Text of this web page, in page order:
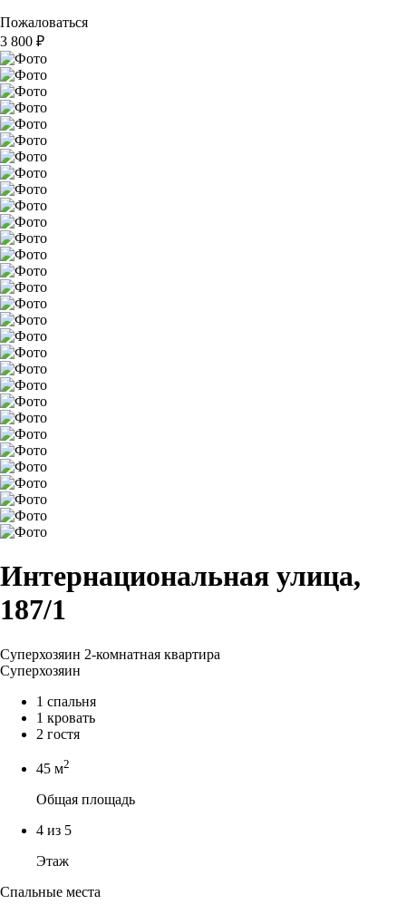
Пожаловаться
3 800 ₽
Интернациональная улица,
187/1
Суперхозяин 2-комнатная квартира
Суперхозяин
1 спальня
1 кровать
2 гостя
45 м2
Общая площадь
4 из 5
Этаж
Спальные места